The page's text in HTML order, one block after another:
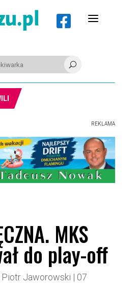
 a
U
REKLAMA
MKS
do play-off
Piotr Jaworowski | 07